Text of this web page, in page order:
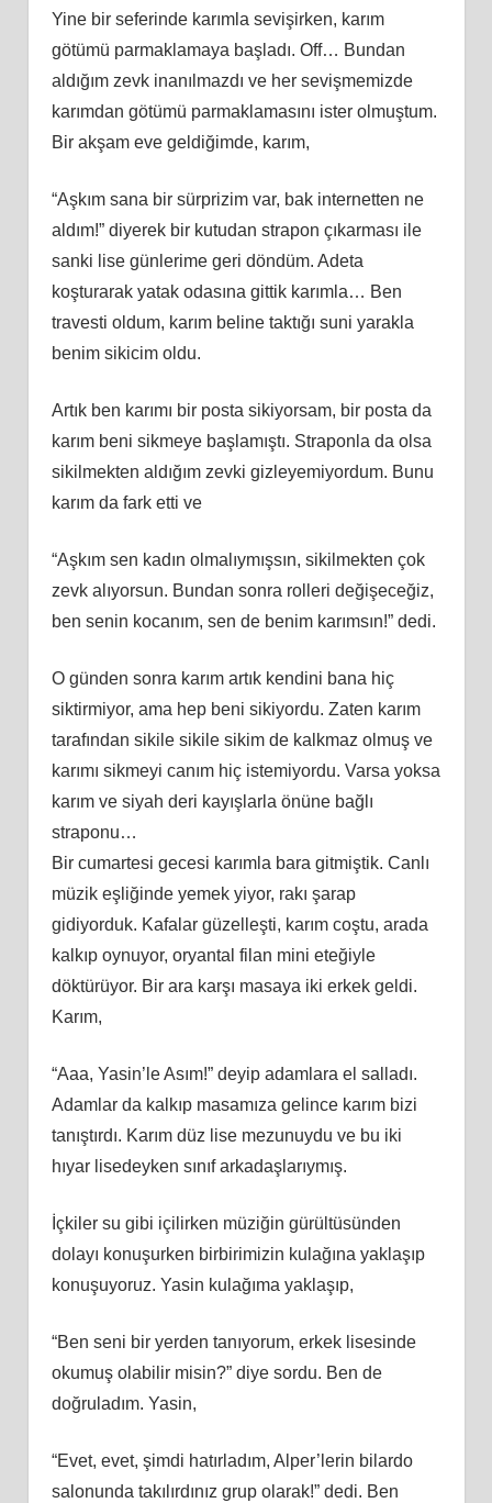
Yine bir seferinde karımla sevişirken, karım
götümü parmaklamaya başladı. Off… Bundan
aldığım zevk inanılmazdı ve her sevişmemizde
karımdan götümü parmaklamasını ister olmuştum.
Bir akşam eve geldiğimde, karım,
“Aşkım sana bir sürprizim var, bak internetten ne
aldım!” diyerek bir kutudan strapon çıkarması ile
sanki lise günlerime geri döndüm. Adeta
koşturarak yatak odasına gittik karımla… Ben
travesti oldum, karım beline taktığı suni yarakla
benim sikicim oldu.
Artık ben karımı bir posta sikiyorsam, bir posta da
karım beni sikmeye başlamıştı. Straponla da olsa
sikilmekten aldığım zevki gizleyemiyordum. Bunu
karım da fark etti ve
“Aşkım sen kadın olmalıymışsın, sikilmekten çok
zevk alıyorsun. Bundan sonra rolleri değişeceğiz,
ben senin kocanım, sen de benim karımsın!” dedi.
O günden sonra karım artık kendini bana hiç
siktirmiyor, ama hep beni sikiyordu. Zaten karım
tarafından sikile sikile sikim de kalkmaz olmuş ve
karımı sikmeyi canım hiç istemiyordu. Varsa yoksa
karım ve siyah deri kayışlarla önüne bağlı
straponu…
Bir cumartesi gecesi karımla bara gitmiştik. Canlı
müzik eşliğinde yemek yiyor, rakı şarap
gidiyorduk. Kafalar güzelleşti, karım coştu, arada
kalkıp oynuyor, oryantal filan mini eteğiyle
döktürüyor. Bir ara karşı masaya iki erkek geldi.
Karım,
“Aaa, Yasin’le Asım!” deyip adamlara el salladı.
Adamlar da kalkıp masamıza gelince karım bizi
tanıştırdı. Karım düz lise mezunuydu ve bu iki
hıyar lisedeyken sınıf arkadaşlarıymış.
İçkiler su gibi içilirken müziğin gürültüsünden
dolayı konuşurken birbirimizin kulağına yaklaşıp
konuşuyoruz. Yasin kulağıma yaklaşıp,
“Ben seni bir yerden tanıyorum, erkek lisesinde
okumuş olabilir misin?” diye sordu. Ben de
doğruladım. Yasin,
“Evet, evet, şimdi hatırladım, Alper’lerin bilardo
salonunda takılırdınız grup olarak!” dedi. Ben